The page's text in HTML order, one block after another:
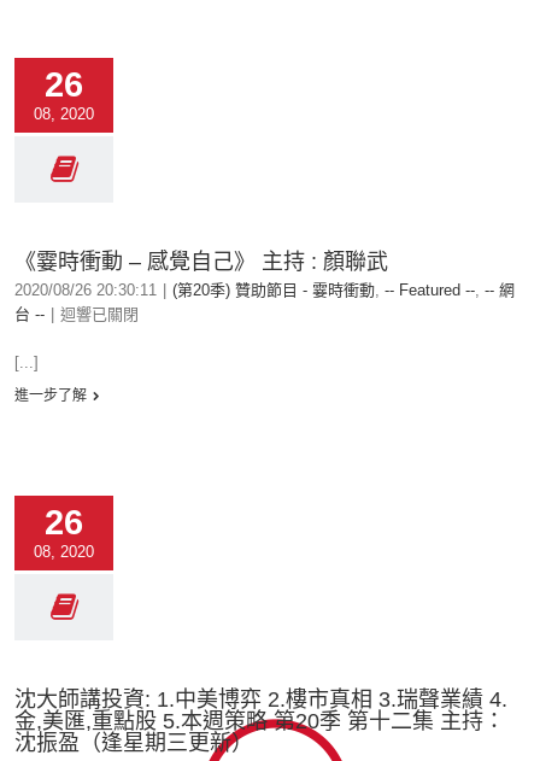
26
08, 2020
《霎時衝動 – 感覺自己》 主持 : 顏聯武
2020/08/26 20:30:11 (第20季) 贊助節目 - 霎時衝動, -- Featured --, -- 網
台 --
迴響已關閉
[...]
進一步了解
26
08, 2020
沈大師講投資: 1.中美博弈 2.樓市真相 3.瑞聲業績 4.
金,美匯,重點股 5.本週策略 第20季 第十二集 主持：
沈振盈（逢星期三更新）